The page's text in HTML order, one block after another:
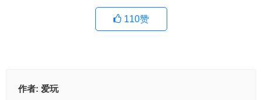
110赞
作者: 爱玩